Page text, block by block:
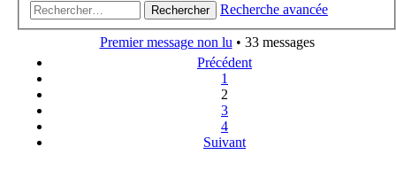
Rechercher Recherche avancée
Premier message non lu • 33 messages
Précédent
1
2
3
4
Suivant